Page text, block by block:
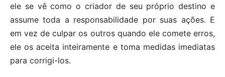
ele se vê como o criador de seu próprio destino e
assume toda a responsabilidade por suas ações. E
em vez de culpar os outros quando ele comete erros,
ele os aceita inteiramente e toma medidas imediatas
para corrigi-los.